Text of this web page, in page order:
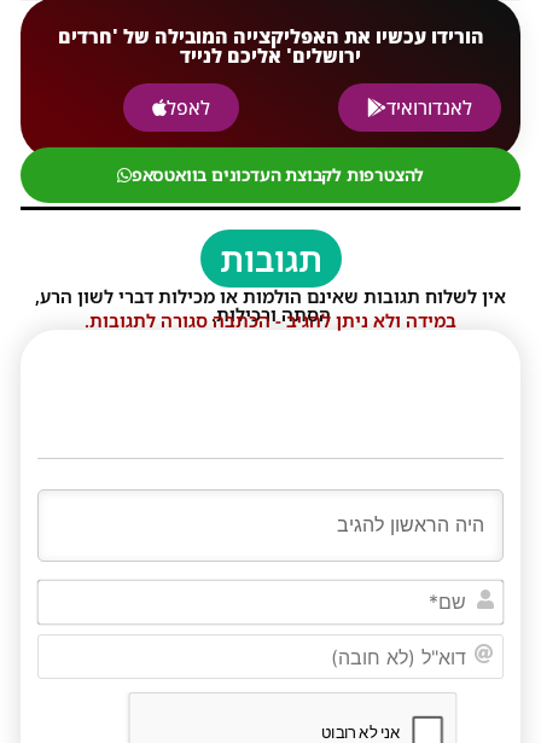
הורידו עכשיו את האפליקצייה המובילה של 'חרדים
ירושלים' אליכם לנייד
לאנדורואיד
לאפל
להצטרפות לקבוצת העדכונים בוואטסאפ
תגובות
אין לשלוח תגובות שאינם הולמות או מכילות דברי לשון הרע,
הסתה ורכילות.
במידה ולא ניתן להגיב - הכתבה סגורה לתגובות.
שם*